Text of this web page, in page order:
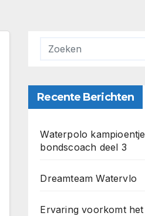
Recente Berichten
Waterpolo
bondscoach deel 3
Dreamteam Watervlo
Ervaring voorkomt